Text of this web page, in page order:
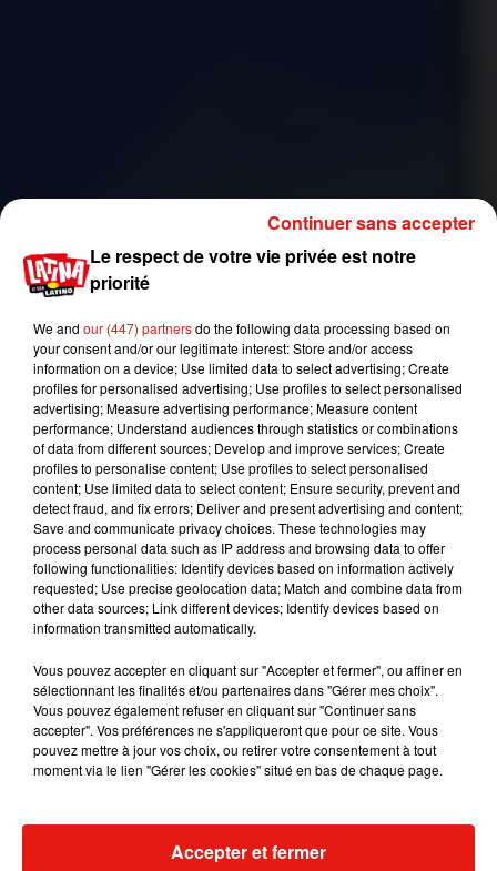
Elle invite ensuite les internautes à relayer son
post :
«L’histoire ne peut continuer à se
répéter.
L’Amérique Noire mérite mieux.
retiré plusieurs produits de la vente et s’est
exprimé sur Twitter : «Le groupe Prada a horreur
des images racistes.LesPradamaliasont des
charmes fantastiques composés d’éléments de
l’œuvre de Prada.Ce sont des créatures
retirerons les personnages en question de
Le respect de votre vie privée est notre
priorité
We and our (447) partnersdo the following data processing based on
your consent and/or our legitimate interest: Store and/or access
information on a device; Use limited data to select advertising; Create
profiles for personalised advertising; Use profiles to select personalised
advertising; Measure advertising performance; Measure content
performance; Understand audiences through statistics or combinations
of data from different sources; Develop and improve services; Create
profiles to personalise content; Use profiles to select personalised
content; Use limited data to select content; Ensure security, prevent and
detect fraud, and fix errors; Deliver and present advertising and content;
Save and communicate privacy choices. These technologies may
process personal data such as IP address and browsing data to offer
following functionalities: Identify devices based on information actively
requested; Use precise geolocation data; Match and combine data from
other data sources; Link different devices; Identify devices based on
information transmitted automatically.
Vous pouvez accepter en cliquant sur "Accepter et fermer", ou affiner en
sélectionnant les finalités et/ou partenaires dans "Gérer mes choix".
Vous pouvez également refuser en cliquant sur "Continuer sans
accepter". Vos préférences ne s'appliqueront que pour ce site. Vous
pouvez mettre à jour vos choix, ou retirer votre consentement à tout
moment via le lien "Gérer les cookies" situé en bas de chaque page.
Accepter et fermer
Continuer sans accepter